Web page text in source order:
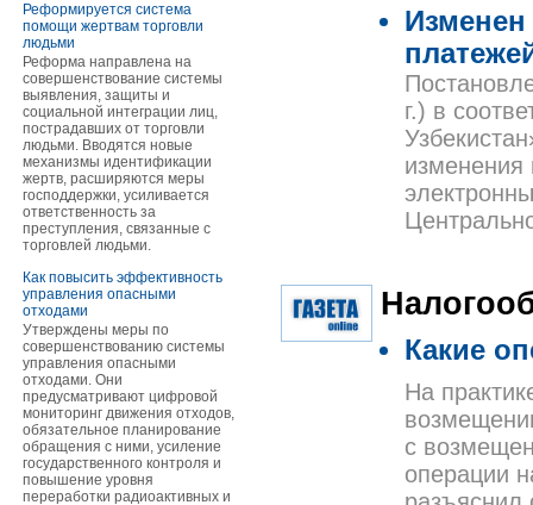
Реформируется система
помощи жертвам торговли
людьми
Реформа направлена на
совершенствование системы
выявления, защиты и
социальной интеграции лиц,
пострадавших от торговли
людьми. Вводятся новые
механизмы идентификации
жертв, расширяются меры
господдержки, усиливается
ответственность за
преступления, связанные с
торговлей людьми.
Как повысить эффективность
управления опасными
отходами
Утверждены меры по
совершенствованию системы
управления опасными
отходами. Они
предусматривают цифровой
мониторинг движения отходов,
обязательное планирование
обращения с ними, усиление
государственного контроля и
повышение уровня
переработки радиоактивных и
Изменен
г.) в
изменения
Какие
На
с
операции